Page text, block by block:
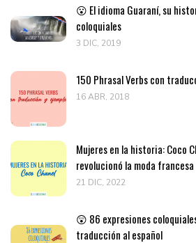
😮 El idioma Guaraní, su
coloquiales
3 DIC, 2019
150 Phrasal Verbs con
16 ABR, 2018
Mujeres en la historia: Coco
revolucionó la moda francesa
21 DIC, 2022
😲 86 expresiones
traducción al español